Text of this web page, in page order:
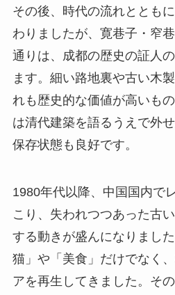
その後、時代の流れととも
わりましたが、寛巷子・窄
通りは、成都の歴史の証人
ます。細い路地裏や古い木
れも歴史的な価値が高いも
は清代建築を語るうえで外
保存状態も良好です。
1980年代以降、中国国内で
こり、失われつつあった古
する動きが盛んになりまし
猫」や「美食」だけでなく
アを再生してきました。そ